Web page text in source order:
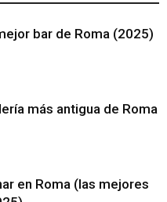
bar de Roma (2025)
más antigua de Roma
en Roma (las mejores